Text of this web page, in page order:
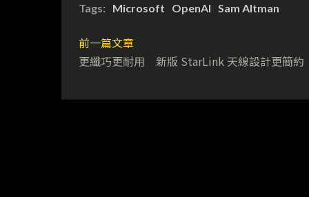
Tags: Microsoft OpenAI Sam Altman
前一篇文章
更纖巧更耐用 新版 StarLink 天線設計更簡約